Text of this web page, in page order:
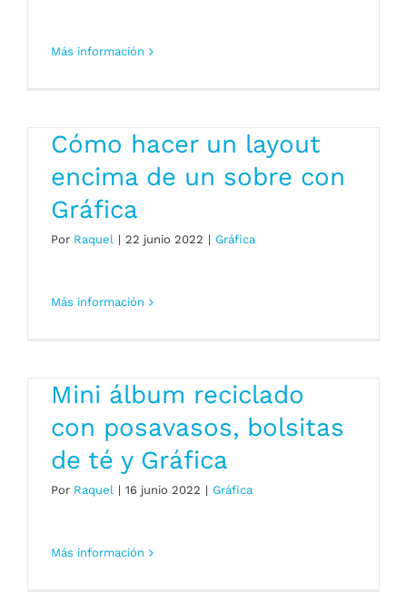
Más información
Cómo hacer un layout
encima de un sobre con
Gráfica
Por Raquel | 22 junio 2022 | Gráfica
Más información
Mini álbum reciclado
con posavasos, bolsitas
de té y Gráfica
Por Raquel | 16 junio 2022 | Gráfica
Más información